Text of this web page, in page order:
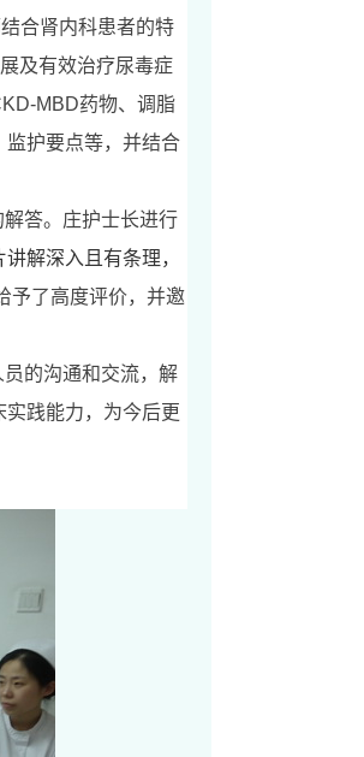
合肾内科患者的特
及有效治疗尿毒症
MBD药物、调脂
监护要点等，并结合
答。庄护士长进行
解深入且有条理，
予了高度评价，并邀
的沟通和交流，解
践能力，为今后更